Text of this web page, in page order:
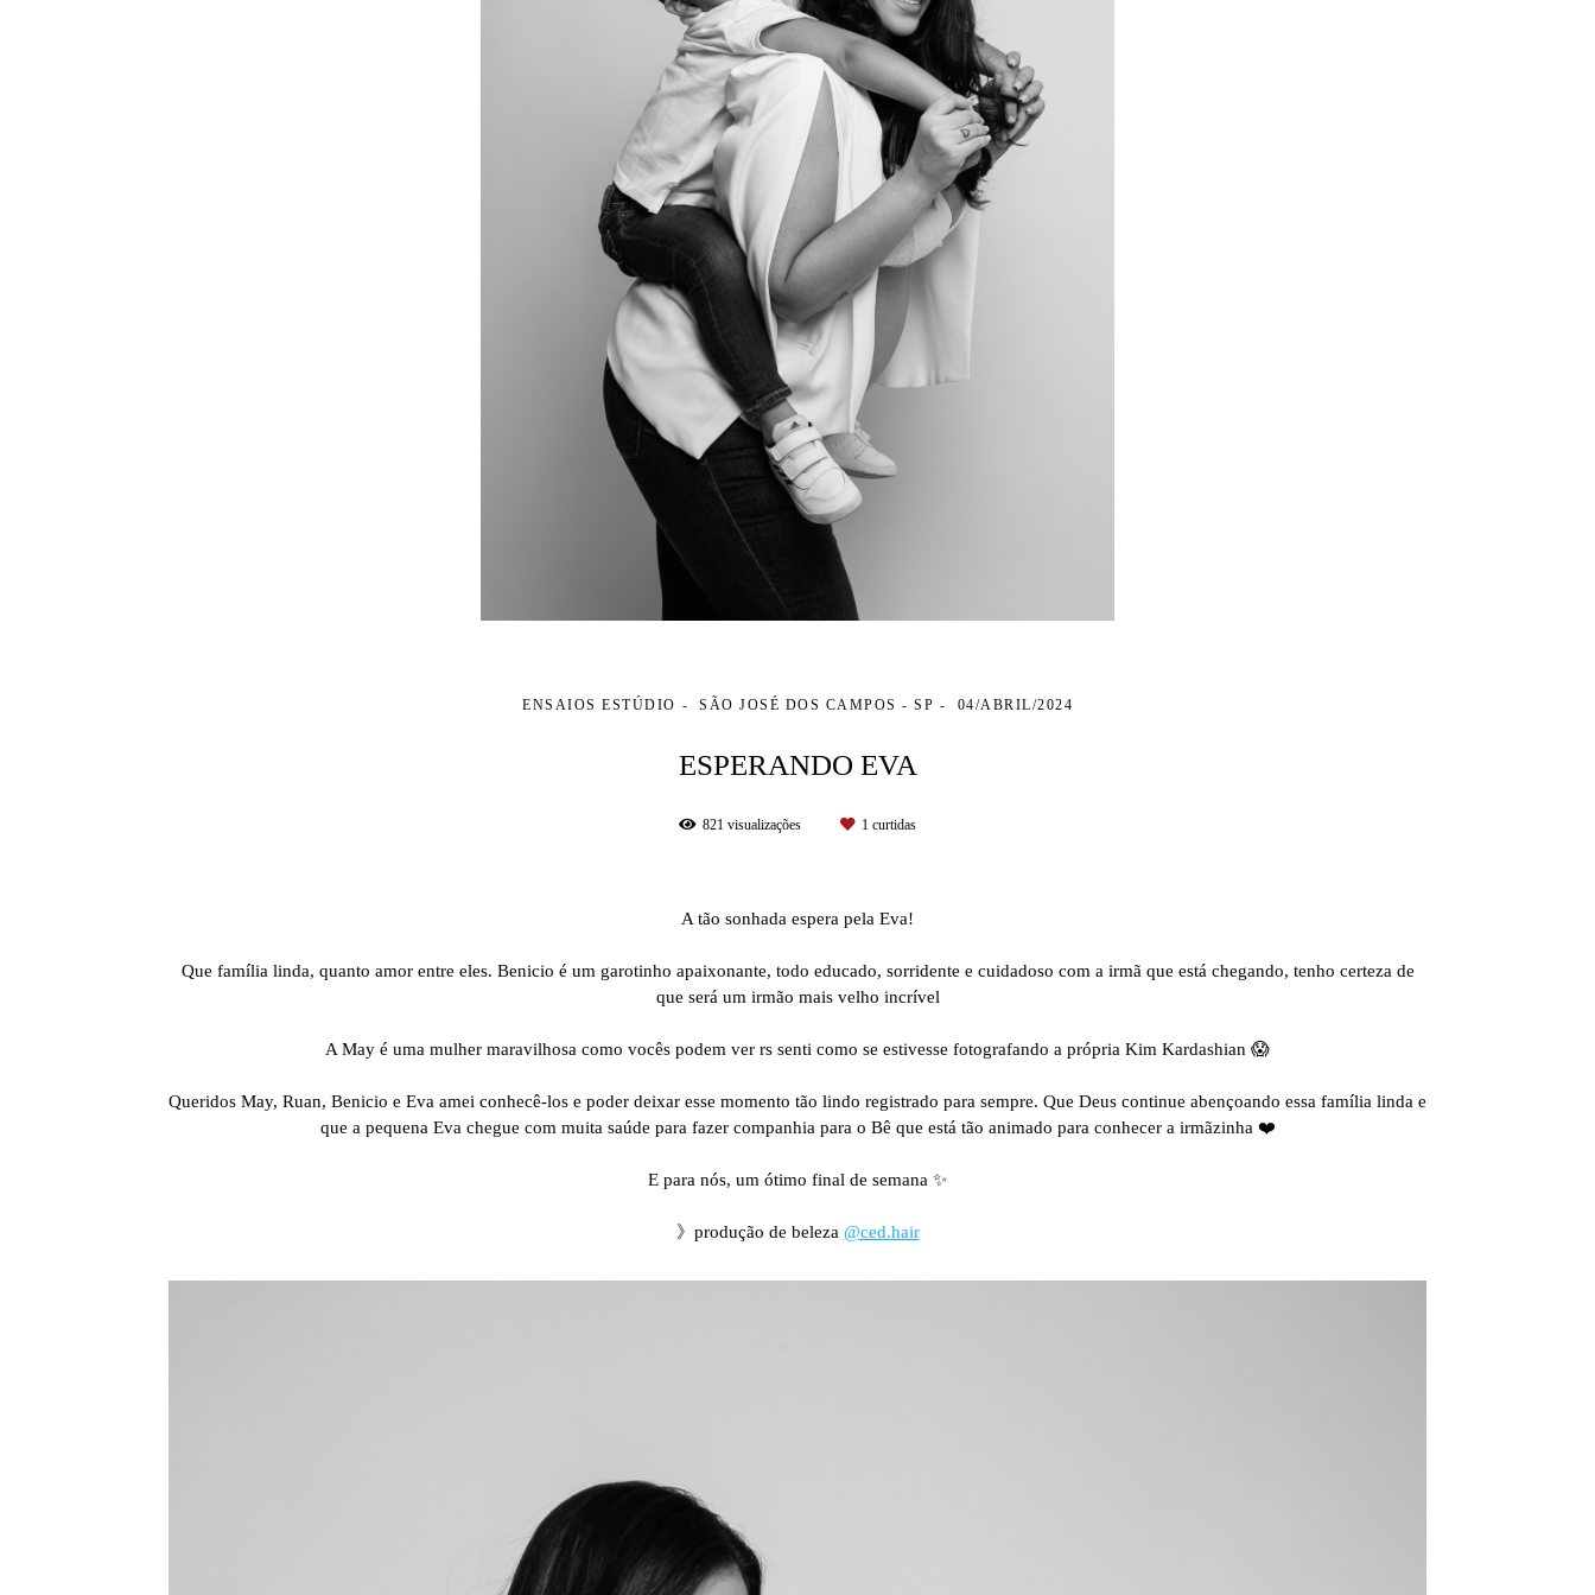
ENSAIOS ESTÚDIO SÃO JOSÉ DOS CAMPOS - SP 04/ABRIL/2024
ESPERANDO EVA
821 visualizações 1 curtidas
A tão sonhada espera pela Eva!
Que família linda, quanto amor entre eles. Benicio é um garotinho apaixonante, todo educado, sorridente e cuidadoso com a irmã que está chegando, tenho certeza de
que será um irmão mais velho incrível
A May é uma mulher maravilhosa como vocês podem ver rs senti como se estivesse fotografando a própria Kim Kardashian 😱
Queridos May, Ruan, Benicio e Eva amei conhecê-los e poder deixar esse momento tão lindo registrado para sempre. Que Deus continue abençoando essa família linda e
que a pequena Eva chegue com muita saúde para fazer companhia para o Bê que está tão animado para conhecer a irmãzinha ❤️
E para nós, um ótimo final de semana ✨
》produção de beleza @ced.hair